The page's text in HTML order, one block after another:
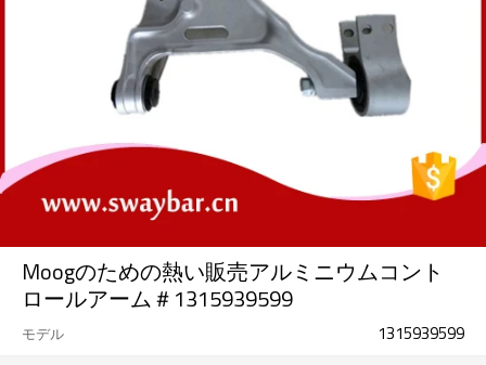
Moogのための熱い販売アルミニウムコント
ロールアーム＃1315939599
モデル 1315939599